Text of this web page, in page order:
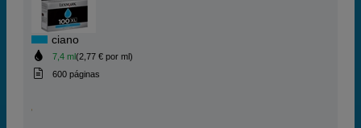
ciano
7,4 ml(2,77 € por ml)
600 páginas